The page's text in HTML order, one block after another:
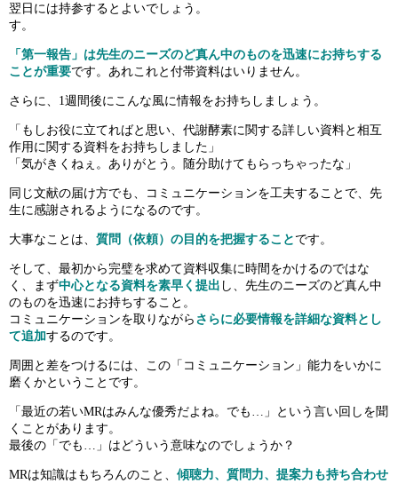
メニュー
HOME
サービス紹介
求人検索
女性MRのキャリア
未経験からMRを目指す
翌日には持参するとよいでしょう。
す。
「第一報告」は先生のニーズのど真ん中のものを迅速にお持ちする
ことが重要です。あれこれと付帯資料はいりません。
さらに、1週間後にこんな風に情報をお持ちしましょう。
「もしお役に立てればと思い、代謝酵素に関する詳しい資料と相互
作用に関する資料をお持ちしました」
「気がきくねぇ。ありがとう。随分助けてもらっちゃったな」
同じ文献の届け方でも、コミュニケーションを工夫することで、先
生に感謝されるようになるのです。
大事なことは、 質問（依頼）の目的を把握すること です。
そして、最初から完璧を求めて資料収集に時間をかけるのではな
く、まず中心となる資料を素早く提出 し、先生のニーズのど真ん中
のものを迅速にお持ちすること。
コミュニケーションを取りながら さらに必要情報を詳細な資料とし
て追加するのです。
周囲と差をつけるには、この「コミュニケーション」能力をいかに
磨くかということです。
「最近の若いMRはみんな優秀だよね。でも…」という言い回しを聞
くことがあります。
最後の「でも…」はどういう意味なのでしょうか？
MRは知識はもちろんのこと、 傾聴力、質問力、提案力も持ち合わせ